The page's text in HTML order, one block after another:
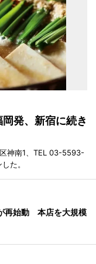
発、新宿に続き
神南1、TEL 03-5593-
た。
再始動 本店を大規模